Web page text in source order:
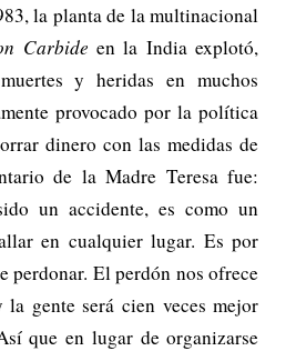
la planta de la multinacional
Carbide en la India explotó,
y heridas en muchos
provocado por la política
dinero con las medidas de
de la Madre Teresa fue:
un accidente, es como un
en cualquier lugar. Es por
perdonar. El perdón nos ofrece
gente será cien veces mejor
que en lugar de organizarse